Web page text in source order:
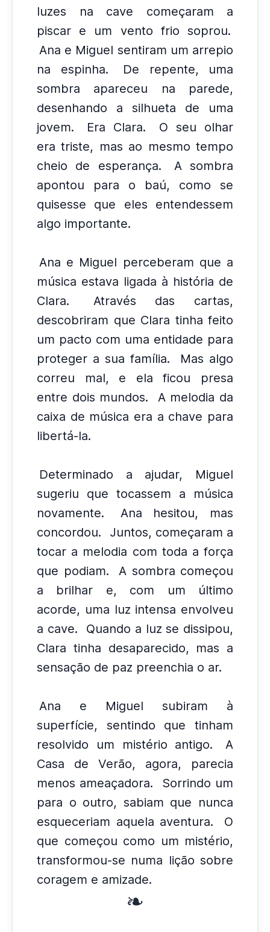
luzes na cave começaram a
piscar e um vento frio soprou.
Ana e Miguel sentiram um arrepio
na espinha.
De repente, uma
sombra apareceu na parede,
desenhando a silhueta de uma
jovem.
Era Clara.
O seu olhar
era triste, mas ao mesmo tempo
cheio de esperança.
A sombra
apontou para o baú, como se
quisesse que eles entendessem
algo importante.
Ana e Miguel perceberam que a
música estava ligada à história de
Clara.
Através das cartas,
descobriram que Clara tinha feito
um pacto com uma entidade para
proteger a sua família.
Mas algo
correu mal, e ela ficou presa
entre dois mundos.
A melodia da
caixa de música era a chave para
libertá-la.
Determinado a ajudar, Miguel
sugeriu que tocassem a música
novamente.
Ana hesitou, mas
concordou.
Juntos, começaram a
tocar a melodia com toda a força
que podiam.
A sombra começou
a brilhar e, com um último
acorde, uma luz intensa envolveu
a cave.
Quando a luz se dissipou,
Clara tinha desaparecido, mas a
sensação de paz preenchia o ar.
Ana e Miguel subiram à
superfície, sentindo que tinham
resolvido um mistério antigo.
A
Casa de Verão, agora, parecia
menos ameaçadora.
Sorrindo um
para o outro, sabiam que nunca
esqueceriam aquela aventura.
O
que começou como um mistério,
transformou-se numa lição sobre
coragem e amizade.
❧